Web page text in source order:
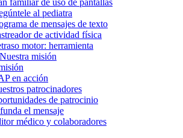
familiar de uso de pantallas
al pediatra
de mensajes de texto
de activida​d física
motor: herramienta
Nuestra misión
en acción
patrocinadores
de patrocinio
el mensaje
médico y colaboradores